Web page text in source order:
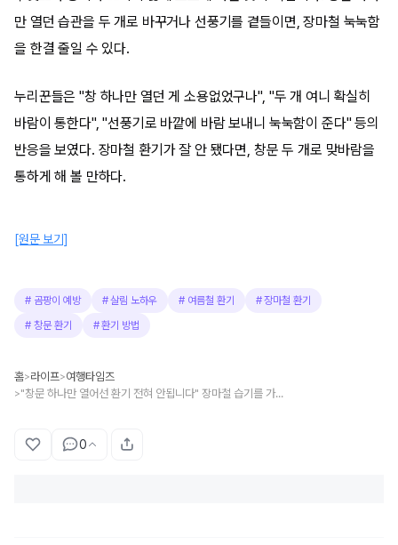
만 열던 습관을 두 개로 바꾸거나 선풍기를 곁들이면, 장마철 눅눅함
을 한결 줄일 수 있다.
누리꾼들은 "창 하나만 열던 게 소용없었구나", "두 개 여니 확실히
바람이 통한다", "선풍기로 바깥에 바람 보내니 눅눅함이 준다" 등의
반응을 보였다. 장마철 환기가 잘 안 됐다면, 창문 두 개로 맞바람을
통하게 해 볼 만하다.
[원문 보기]
# 곰팡이 예방 #살림 노하우 # 여름철 환기 #장마철 환기
# 창문 환기 #환기 방법
홈>라이프>여행타임즈
> "창문 하나만 열어선 환기 전혀 안됩니다" 장마철 습기를 가장 효과적으로 빼는 환기 방법입니다
0